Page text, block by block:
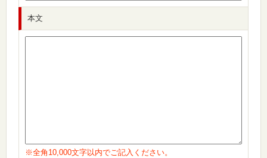
本文
※全角10,000文字以内でご記入ください。